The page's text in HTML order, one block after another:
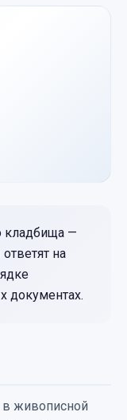
кладбища —
на
документах.
живописной